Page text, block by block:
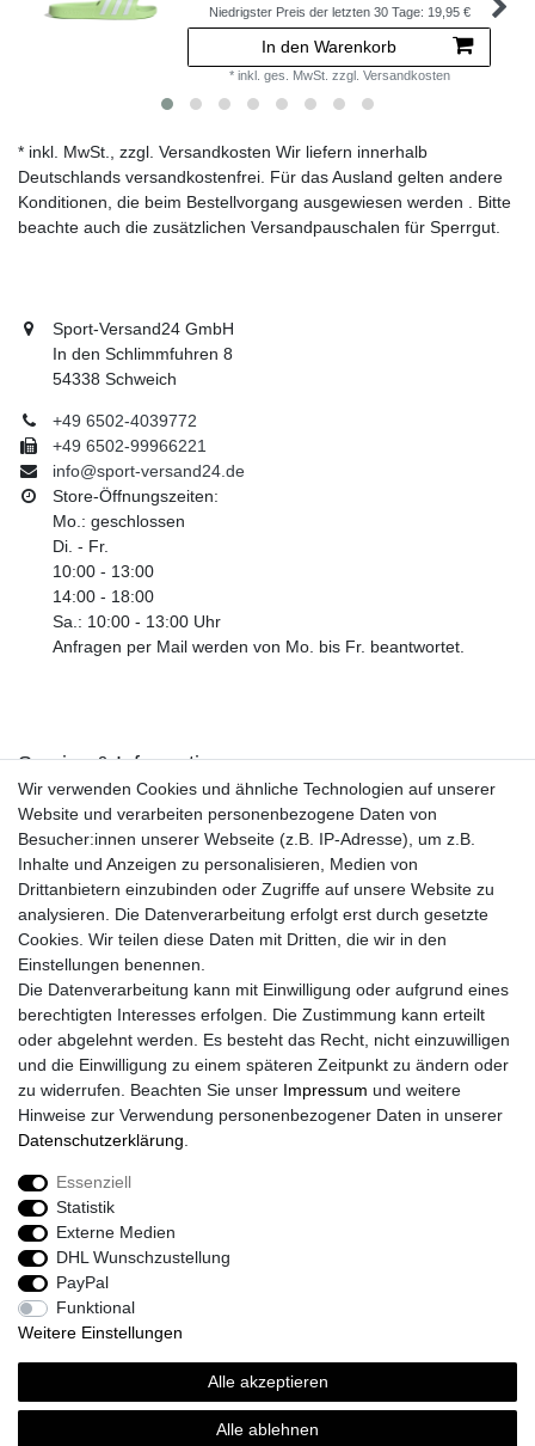
Niedrigster Preis der letzten 30 Tage: 19,95 €
In den Warenkorb
* inkl. ges. MwSt. zzgl. Versandkosten
* inkl. MwSt., zzgl. Versandkosten Wir liefern innerhalb
Deutschlands versandkostenfrei. Für das Ausland gelten andere
Konditionen, die beim Bestellvorgang ausgewiesen werden . Bitte
beachte auch die zusätzlichen Versandpauschalen für Sperrgut.
Sport-Versand24 GmbH
In den Schlimmfuhren 8
54338 Schweich
+49 6502-4039772
+49 6502-99966221
info@sport-versand24.de
Store-Öffnungszeiten:
Mo.: geschlossen
Di. - Fr.
10:00 - 13:00
14:00 - 18:00
Sa.: 10:00 - 13:00 Uhr
Anfragen per Mail werden von Mo. bis Fr. beantwortet.
Service & Informationen
Kontakt
Retouren
Widerrufsrecht
Widerrufs­formular
Impressum
Daten­schutz­erklärung
AGB
Größentabelle
Kataloge
Barrierefreiheitserklärung
Sicherheitsinformationen
Zahlung und Versand
Sport-Versand24 Community
Sport-Versand24 Team Fan-Shop´s & Partner
Wir verwenden Cookies und ähnliche Technologien auf unserer
Website und verarbeiten personenbezogene Daten von
Besucher:innen unserer Webseite (z.B. IP-Adresse), um z.B.
Inhalte und Anzeigen zu personalisieren, Medien von
Drittanbietern einzubinden oder Zugriffe auf unsere Website zu
analysieren. Die Datenverarbeitung erfolgt erst durch gesetzte
Cookies. Wir teilen diese Daten mit Dritten, die wir in den
Einstellungen benennen.
Die Datenverarbeitung kann mit Einwilligung oder aufgrund eines
berechtigten Interesses erfolgen. Die Zustimmung kann erteilt
oder abgelehnt werden. Es besteht das Recht, nicht einzuwilligen
und die Einwilligung zu einem späteren Zeitpunkt zu ändern oder
zu widerrufen. Beachten Sie unser Impressum und weitere
Hinweise zur Verwendung personenbezogener Daten in unserer
Daten­schutz­erklärung
Essenziell
Statistik
Externe Medien
DHL Wunschzustellung
PayPal
Funktional
Weitere Einstellungen
Alle akzeptieren
Alle ablehnen